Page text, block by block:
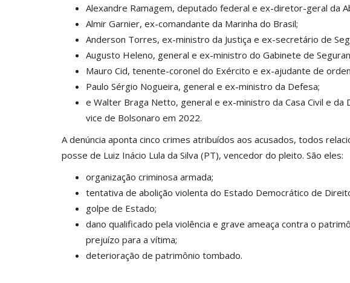
Alexandre Ramagem, deputado federal e ex-diretor-geral da
Almir Garnier, ex-comandante da Marinha do Brasil;
Anderson Torres, ex-ministro da Justiça e ex-secretário de
Augusto Heleno, general e ex-ministro do Gabinete de
Mauro Cid, tenente-coronel do Exército e ex-ajudante de
Paulo Sérgio Nogueira, general e ex-ministro da Defesa;
e Walter Braga Netto, general e ex-ministro da Casa Civil e da
vice de Bolsonaro em 2022.
A denúncia aponta cinco crimes atribuídos aos acusados, todos
posse de Luiz Inácio Lula da Silva (PT), vencedor do pleito. São eles:
organização criminosa armada;
tentativa de abolição violenta do Estado Democrático de
golpe de Estado;
dano qualificado pela violência e grave ameaça contra o
prejuízo para a vítima;
deterioração de patrimônio tombado.